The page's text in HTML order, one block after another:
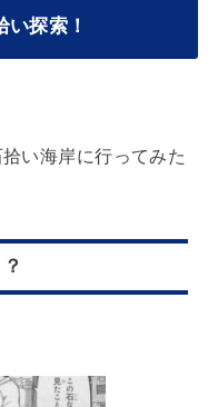
探索！
い海岸に行ってみた